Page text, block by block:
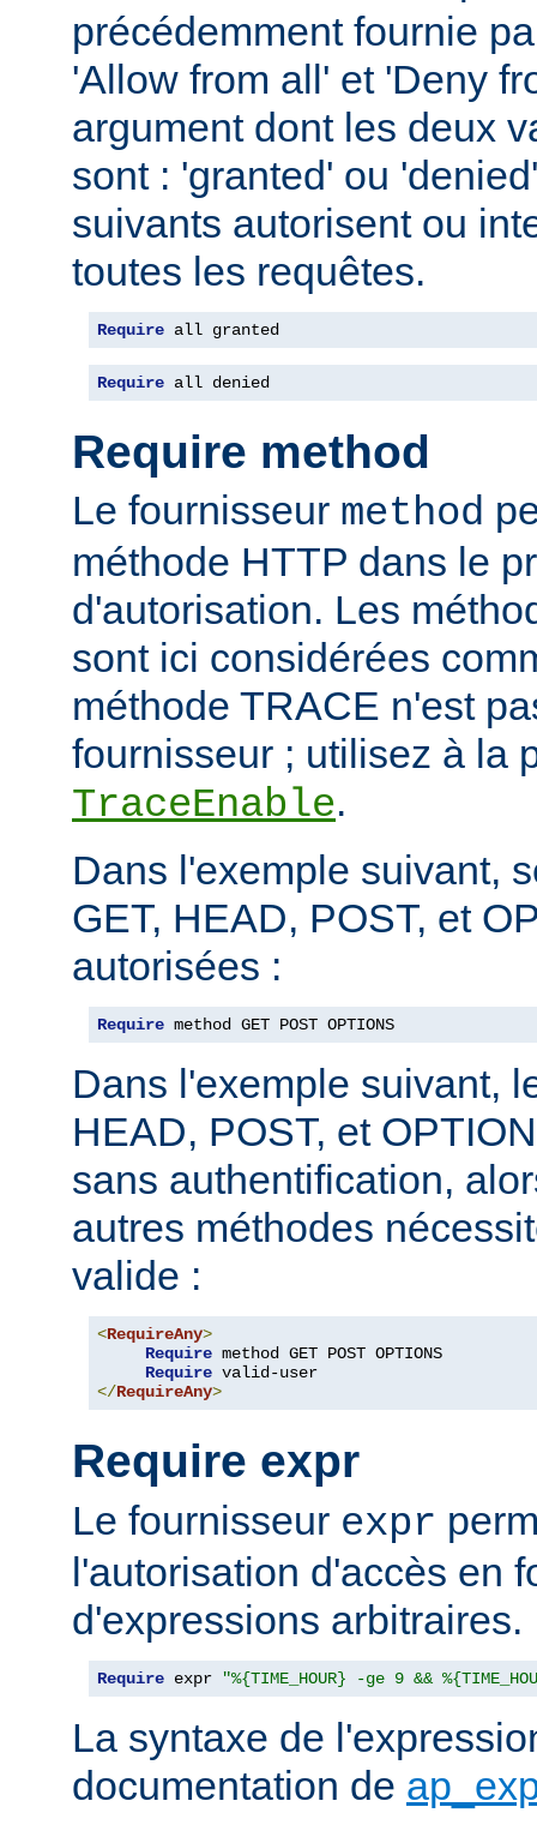
précédemment fournie
'Allow from all' et 'Deny
argument dont les deux
sont : 'granted' ou
suivants autorisent ou
toutes les requêtes.
Require all granted
Require all denied
Require method
Le fournisseur method
méthode HTTP dans le
d'autorisation. Les
sont ici considérées
méthode TRACE n'est
fournisseur ; utilisez à la
TraceEnable.
Dans l'exemple suivant,
GET, HEAD, POST, et
autorisées :
Require method GET POST OPTIONS
Dans l'exemple suivant,
HEAD, POST, et
sans authentification,
autres méthodes
valide :
<RequireAny>
Require method GET POST OPTIONS
Require
</RequireAny>
Require expr
Le fournisseur expr
l'autorisation d'accès en
d'expressions arbitraires.
Require expr "%{TIME_HOUR} -ge 9 &&
La syntaxe de
documentation de